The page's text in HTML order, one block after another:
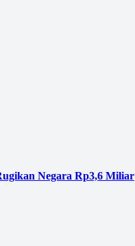
Negara Rp3,6 Miliar